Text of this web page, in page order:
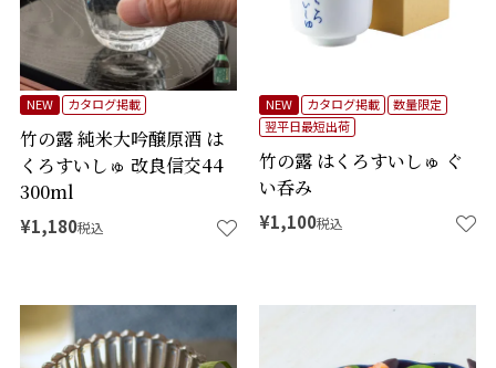
竹の露 純米大吟醸原酒 は
くろすいしゅ 改良信交44
300ml
NEW カタログ掲載
¥1,180税込
竹の露 はくろすいしゅ ぐ
い呑み
NEW カタログ掲載
数量限定
翌平日最短出荷
¥1,100税込